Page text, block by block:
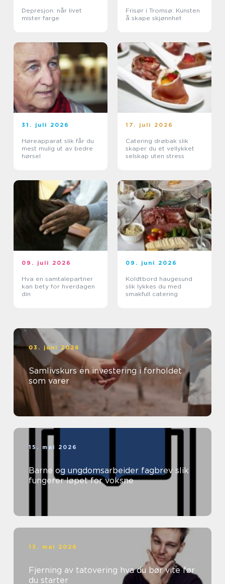
Depresjon: når livet
mister farge
Frisør i Tromsø: Kunsten
å skape skjønnhet
31. juli 2026
Høreapparat slik får du
mest mulig ut av bedre
hørsel
17. juli 2026
Catering drøbak slik
skaper du et vellykket
selskap uten stress
09. juli 2026
Hva en samtalepartner
kan bety for hverdagen
din
09. juni 2026
Koldtbord haugesund
slik lykkes du med
smakfull catering
03. juni 2026
Samlivskurs en investering i forholdet
som varer
15. mai 2026
Barne og ungdomsarbeider fagbrev slik
fungerer løpet for voksne
13. mai 2026
Fjerning av tatovering hva du bør vite før
du starter